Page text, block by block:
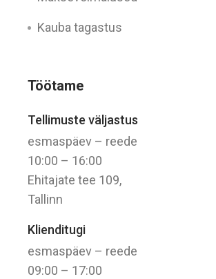
Töötame
Tellimuste väljastus
esmaspäev – reede
10:00 – 16:00
Ehitajate tee 109,
Tallinn
Klienditugi
esmaspäev – reede
09:00 – 17:00
Kauba tagastus